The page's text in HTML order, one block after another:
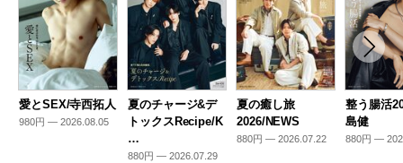
愛とSEX/寺西拓人
980円 — 2026.08.05
夏のチャージ&デ
トックスRecipe/K
…
880円 — 2026.07.29
夏の癒し旅
2026/NEWS
880円 — 2026.07.22
整う腸活
島健
880円 —